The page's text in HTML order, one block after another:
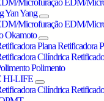
MicrofuraçãoEDM/
Yan Yang
MicrofuraçãoEDM/
Okamoto
PlanaRetificadora
Cilíndrica
Polimento
HI-LIFE
Cilíndrica